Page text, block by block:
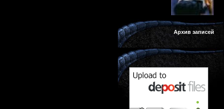
Архив записей